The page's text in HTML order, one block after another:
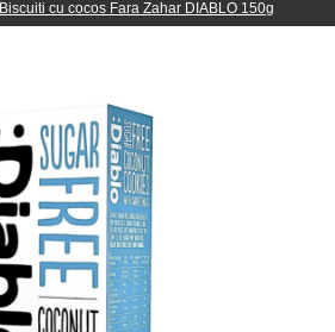
Biscuiti cu cocos Fara Zahar DIABLO 150g